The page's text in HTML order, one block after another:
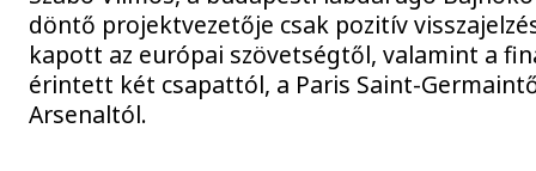
döntő projektvezetője csak pozitív
kapott az európai szövetségtől, valamint a
érintett két csapattól, a Paris Saint-
Arsenaltól.